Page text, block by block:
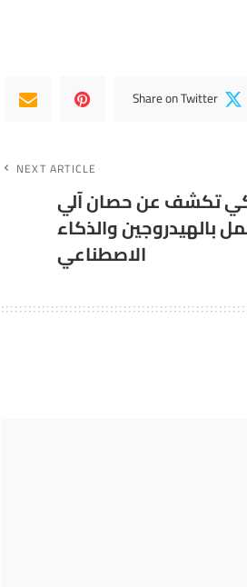
Share on Twitter
NEXT ARTICLE
تكشف عن حصان آلي
بالهيدروجين والذكاء
الاصطناعي